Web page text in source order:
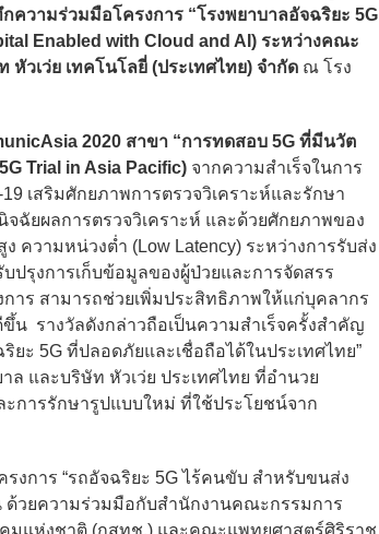
วามร่วมมือโครงการ “โรงพยาบาลอัจฉริยะ 5G
Enabled with Cloud and AI) ระหว่างคณะ
วเว่ย เทคโนโลยี่ (ประเทศไทย) จำกัด ณ โรง
2020 สาขา “การทดสอบ 5G ที่มีนวัต
Trial in Asia Pacific) จากความสำเร็จในการ
เสริมศักยภาพการตรวจวิเคราะห์และรักษา
ฉัยผลการตรวจวิเคราะห์ และด้วยศักยภาพของ
ความหน่วงต่ำ (Low Latency) ระหว่างการรับส่ง
ปรุงการเก็บข้อมูลของผู้ป่วยและการจัดสรร
าร สามารถช่วยเพิ่มประสิทธิภาพให้แก่บุคลากร
น รางวัลดังกล่าวถือเป็นความสำเร็จครั้งสำคัญ
ยะ 5G ที่ปลอดภัยและเชื่อถือได้ในประเทศไทย”
และบริษัท หัวเว่ย ประเทศไทย ที่อำนวย
การรักษารูปแบบใหม่ ที่ใช้ประโยชน์จาก
งการ “รถอัจฉริยะ 5G ไร้คนขับ สำหรับขนส่ง
วยความร่วมมือกับสำนักงานคณะกรรมการ